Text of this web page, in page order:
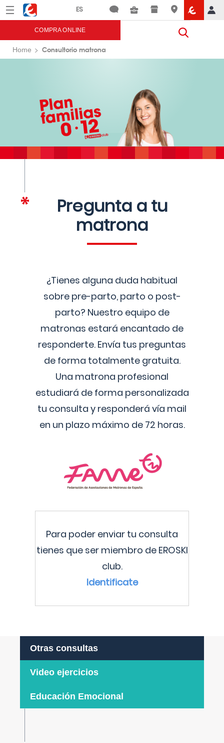
Menú Eroski
COMPRA ONLINE
Home Consultorio matrona
Pregunta a tu
matrona
¿Tienes alguna duda habitual
sobre pre-parto, parto o post-
parto? Nuestro equipo de
matronas estará encantado de
responderte. Envía tus preguntas
de forma totalmente gratuita.
Una matrona profesional
estudiará de forma personalizada
tu consulta y responderá vía mail
en un plazo máximo de 72 horas.
Para poder enviar tu consulta
tienes que ser miembro de EROSKI
club.
Identificate
Otras consultas
Video ejercicios
Educación Emocional